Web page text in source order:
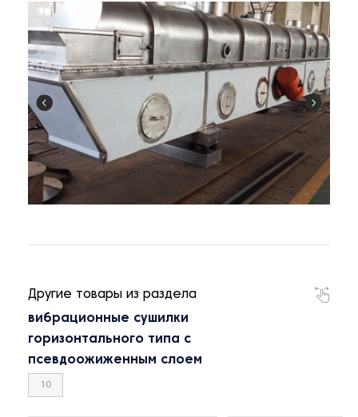
Другие товары из раздела
вибрационные сушилки
горизонтального типа с
псевдоожиженным слоем
10